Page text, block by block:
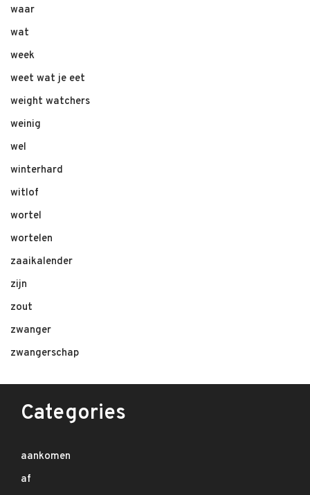
waar
wat
week
weet wat je eet
weight watchers
weinig
wel
winterhard
witlof
wortel
wortelen
zaaikalender
zijn
zout
zwanger
zwangerschap
Categories
aankomen
af